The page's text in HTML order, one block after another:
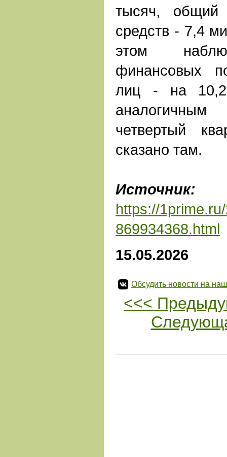
тысяч, общий
средств - 7,4
этом
финансовых
лиц - на
четвертый
сказано там.
Источник:
https://
869934368.html
15.05.2026
Обсудить новости на
<<<